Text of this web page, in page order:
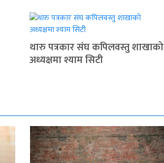
थारु पत्रकार संघ कपिलवस्तु शाखाको
अध्यक्षमा श्याम सिटी